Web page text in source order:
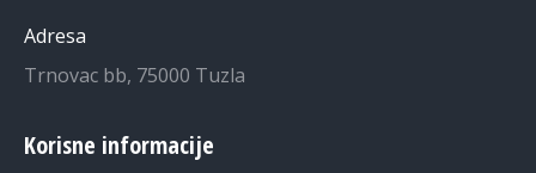
Adresa
Trnovac bb, 75000 Tuzla
Korisne informacije